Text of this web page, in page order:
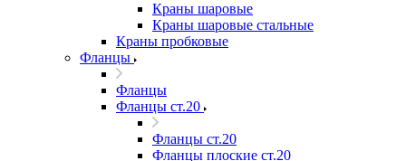
Краны шаровые
Краны шаровые стальные
Краны пробковые
Фланцы
Фланцы
Фланцы ст.20
Фланцы ст.20
Фланцы плоские ст.20